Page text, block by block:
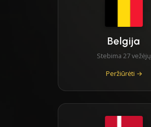
Belgija
Stebima 27 vežėjų
Peržiūrėti →